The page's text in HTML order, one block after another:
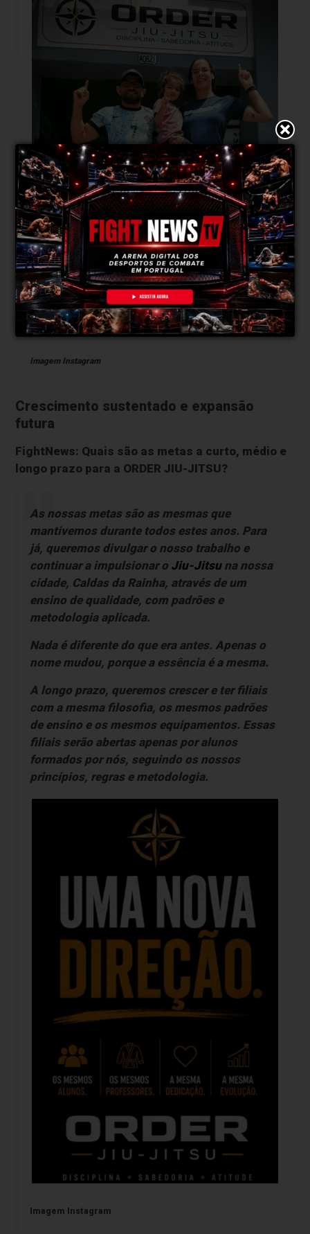
Imagem Instagram
Crescimento sustentado e expansão
futura
FightNews: Quais são as metas a curto, médio e
longo prazo para a ORDER JIU-JITSU?
As nossas metas são as mesmas que
mantivemos durante todos estes anos. Para
já, queremos divulgar o nosso trabalho e
continuar a impulsionar o Jiu-Jitsuna nossa
cidade, Caldas da Rainha, através de um
ensino de qualidade, com padrões e
metodologia aplicada.
Nada é diferente do que era antes. Apenas o
nome mudou, porque a essência é a mesma.
A longo prazo, queremos crescer e ter filiais
com a mesma filosofia, os mesmos padrões
de ensino e os mesmos equipamentos. Essas
filiais serão abertas apenas por alunos
formados por nós, seguindo os nossos
princípios, regras e metodologia.
Imagem Instagram